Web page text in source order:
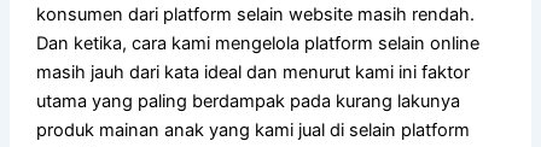
konsumen dari platform selain website masih rendah.
Dan ketika, cara kami mengelola platform selain online
masih jauh dari kata ideal dan menurut kami ini faktor
utama yang paling berdampak pada kurang lakunya
produk mainan anak yang kami jual di selain platform